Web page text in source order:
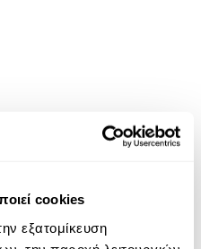
cookies
εξατομίκευση